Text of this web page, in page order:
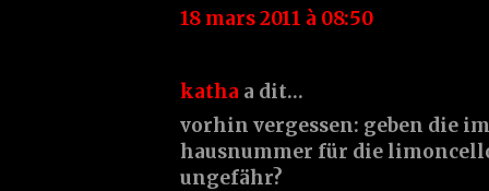
18 mars 2011 à 08:50
katha a dit…
vorhin vergessen: geben die
hausnummer für die
ungefähr?